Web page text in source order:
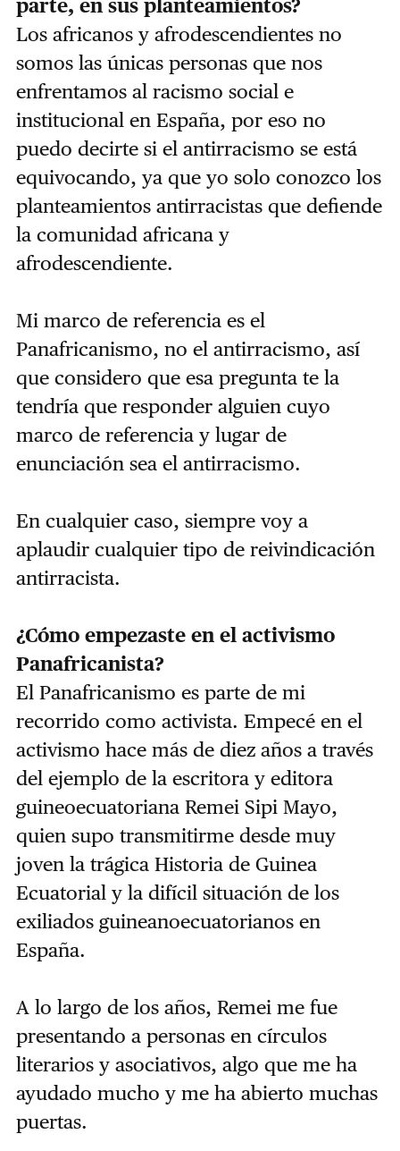
parte, en sus planteamientos?
Los africanos y afrodescendientes no
somos las únicas personas que nos
enfrentamos al racismo social e
institucional en España, por eso no
puedo decirte si el antirracismo se está
equivocando, ya que yo solo conozco los
planteamientos antirracistas que defiende
la comunidad africana y
afrodescendiente.
Mi marco de referencia es el
Panafricanismo, no el antirracismo, así
que considero que esa pregunta te la
tendría que responder alguien cuyo
marco de referencia y lugar de
enunciación sea el antirracismo.
En cualquier caso, siempre voy a
aplaudir cualquier tipo de reivindicación
antirracista.
¿Cómo empezaste en el activismo
Panafricanista?
El Panafricanismo es parte de mi
recorrido como activista. Empecé en el
activismo hace más de diez años a través
del ejemplo de la escritora y editora
guineoecuatoriana Remei Sipi Mayo,
quien supo transmitirme desde muy
joven la trágica Historia de Guinea
Ecuatorial y la difícil situación de los
exiliados guineanoecuatorianos en
España.
A lo largo de los años, Remei me fue
presentando a personas en círculos
literarios y asociativos, algo que me ha
ayudado mucho y me ha abierto muchas
puertas.